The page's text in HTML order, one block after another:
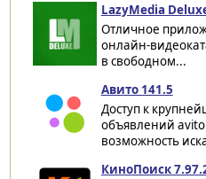
LazyMedia
Отличное
онлайн-
в свободном...
Авито 141.5
Доступ к
объявлений
возможность
КиноПоиск